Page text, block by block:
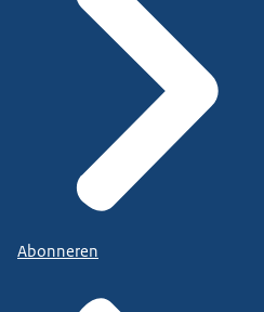
Abonneren